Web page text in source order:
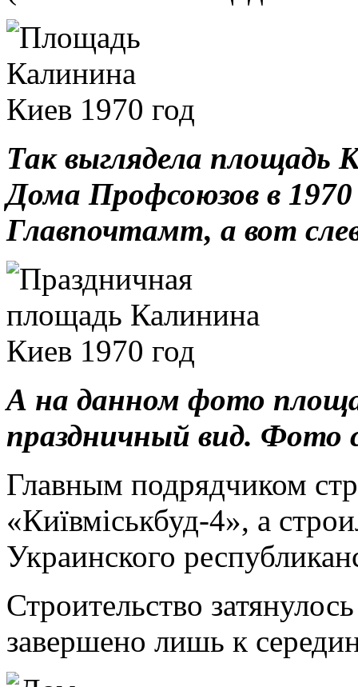
Так выглядела площадь
Дома Профсоюзов в
Главпочтамт, а вот
А на данном фото
праздничный вид. Фото
Главным подрядчиком
«Київміськбуд-4», а
Украинского
Строительство
завершено лишь к